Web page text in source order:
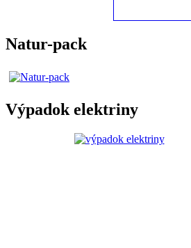
Natur-pack
Výpadok elektriny